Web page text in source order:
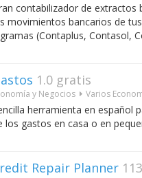
contabilizador de extractos
movimientos bancarios de
(Contaplus, Contasol,
1.0 gratis
y Negocios Varios
herramienta en español
los gastos en casa o en
Repair Planner